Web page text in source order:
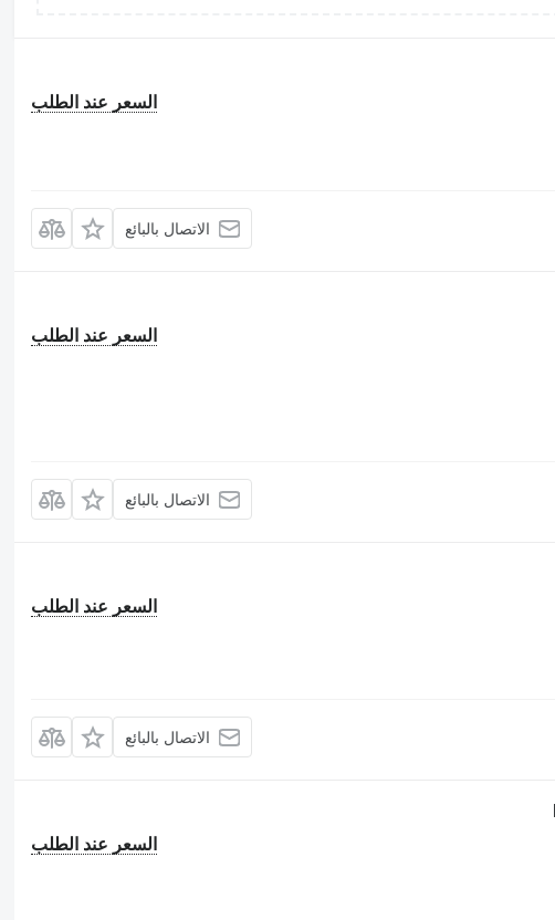
السعر عند الطلب
الاتصال بالبائع
السعر عند الطلب
الاتصال بالبائع
السعر عند الطلب
الاتصال بالبائع
السعر عند الطلب